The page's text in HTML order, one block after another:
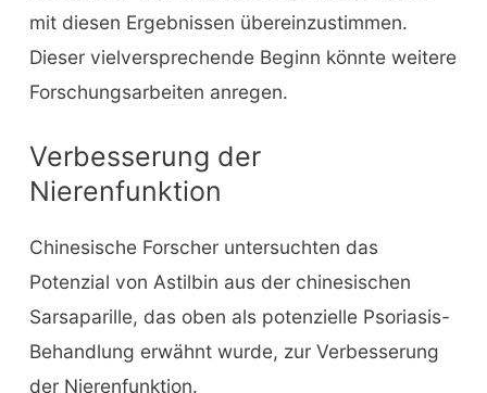
mit diesen Ergebnissen übereinzustimmen.
Dieser vielversprechende Beginn könnte weitere
Forschungsarbeiten anregen.
Verbesserung der
Nierenfunktion
Chinesische Forscher untersuchten das
Potenzial von Astilbin aus der chinesischen
Sarsaparille, das oben als potenzielle Psoriasis-
Behandlung erwähnt wurde, zur Verbesserung
der Nierenfunktion.